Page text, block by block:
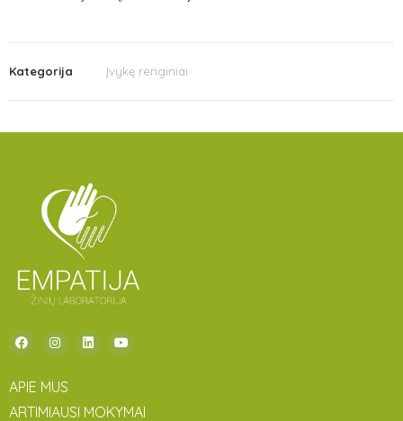
Kategorija Įvykę renginiai
APIE MUS
ARTIMIAUSI MOKYMAI